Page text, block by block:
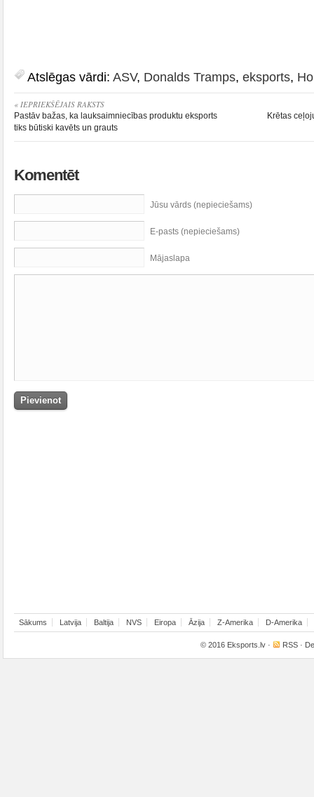
Atslēgas vārdi: ASV, Donalds Tramps, eksports,
« IEPRIEKŠĒJAIS RAKSTS
Pastāv bažas, ka lauksaimniecības produktu eksports
tiks būtiski kavēts un grauts
Krētas
Komentēt
Jūsu vārds (nepieciešams)
E-pasts (nepieciešams)
Mājaslapa
Sākums Latvija Baltija NVS Eiropa Āzija Z-Amerika D-Amerika
© 2016 Eksports.lv · RSS ·